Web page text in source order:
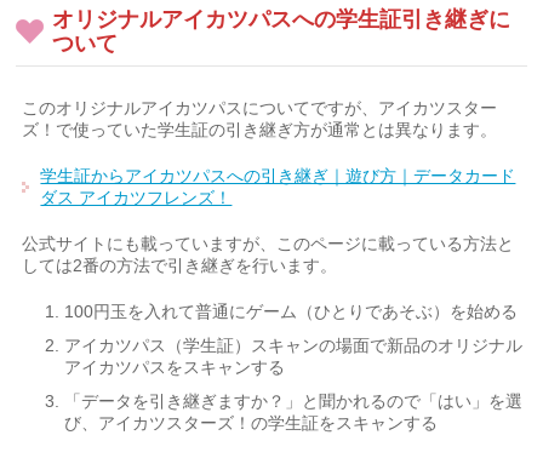
オリジナルアイカツパスへの学生証引き継ぎに
ついて
このオリジナルアイカツパスについてですが、アイカツスター
ズ！で使っていた学生証の引き継ぎ方が通常とは異なります。
学生証からアイカツパスへの引き継ぎ｜遊び方｜データカード
ダス アイカツフレンズ！
公式サイトにも載っていますが、このページに載っている方法と
しては2番の方法で引き継ぎを行います。
100円玉を入れて普通にゲーム（ひとりであそぶ）を始める
アイカツパス（学生証）スキャンの場面で新品のオリジナル
アイカツパスをスキャンする
「データを引き継ぎますか？」と聞かれるので「はい」を選
び、アイカツスターズ！の学生証をスキャンする